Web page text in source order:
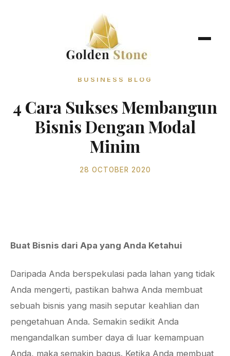
BUSINESS BLOG
4 Cara Sukses Membangun
Bisnis Dengan Modal
Minim
28 OCTOBER 2020
Buat Bisnis dari Apa yang Anda Ketahui
Daripada Anda berspekulasi pada lahan yang tidak
Anda mengerti, pastikan bahwa Anda membuat
sebuah bisnis yang masih seputar keahlian dan
pengetahuan Anda. Semakin sedikit Anda
mengandalkan sumber daya di luar kemampuan
Anda, maka semakin bagus. Ketika Anda membuat